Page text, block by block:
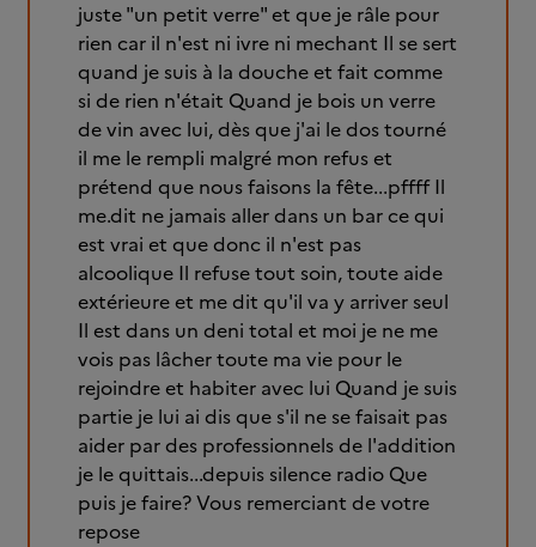
juste "un petit verre" et que je râle pour
rien car il n'est ni ivre ni mechant Il se sert
quand je suis à la douche et fait comme
si de rien n'était Quand je bois un verre
de vin avec lui, dès que j'ai le dos tourné
il me le rempli malgré mon refus et
prétend que nous faisons la fête...pffff Il
me.dit ne jamais aller dans un bar ce qui
est vrai et que donc il n'est pas
alcoolique Il refuse tout soin, toute aide
extérieure et me dit qu'il va y arriver seul
Il est dans un deni total et moi je ne me
vois pas lâcher toute ma vie pour le
rejoindre et habiter avec lui Quand je suis
partie je lui ai dis que s'il ne se faisait pas
aider par des professionnels de l'addition
je le quittais...depuis silence radio Que
puis je faire? Vous remerciant de votre
repose